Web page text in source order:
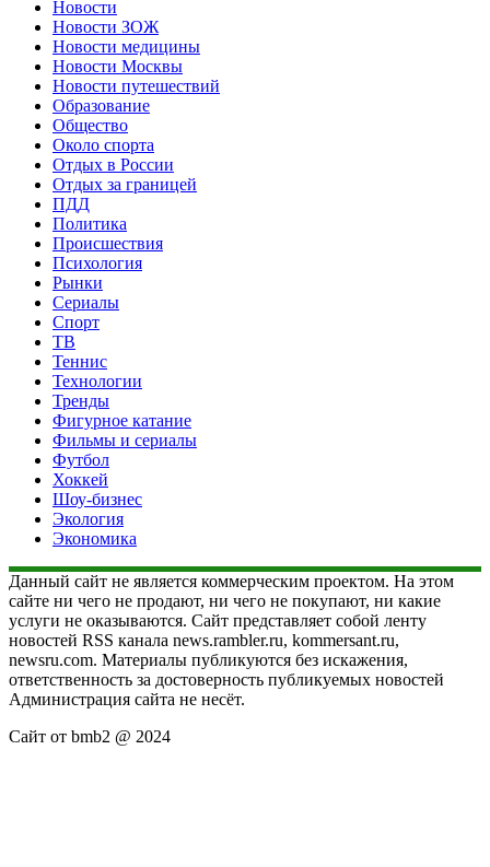
Новости
Новости ЗОЖ
Новости медицины
Новости Москвы
Новости путешествий
Образование
Общество
Около спорта
Отдых в России
Отдых за границей
ПДД
Политика
Происшествия
Психология
Рынки
Сериалы
Спорт
ТВ
Теннис
Технологии
Тренды
Фигурное катание
Фильмы и сериалы
Футбол
Хоккей
Шоу-бизнес
Экология
Экономика
Данный сайт не является коммерческим проектом. На этом
сайте ни чего не продают, ни чего не покупают, ни какие
услуги не оказываются. Сайт представляет собой ленту
новостей RSS канала news.rambler.ru, kommersant.ru,
newsru.com. Материалы публикуются без искажения,
ответственность за достоверность публикуемых новостей
Администрация сайта не несёт.
Сайт от bmb2 @ 2024